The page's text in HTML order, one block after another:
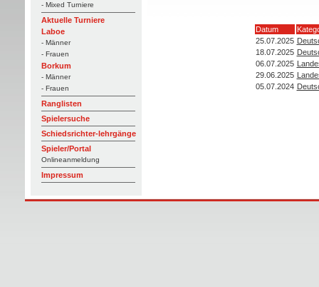
- Mixed Turniere
Aktuelle Turniere
Laboe
- Männer
- Frauen
Borkum
- Männer
- Frauen
Ranglisten
Spielersuche
Schiedsrichter-lehrgänge
Spieler/Portal
Onlineanmeldung
Impressum
Datum
25.07.2025
18.07.2025
06.07.2025
29.06.2025
05.07.2024